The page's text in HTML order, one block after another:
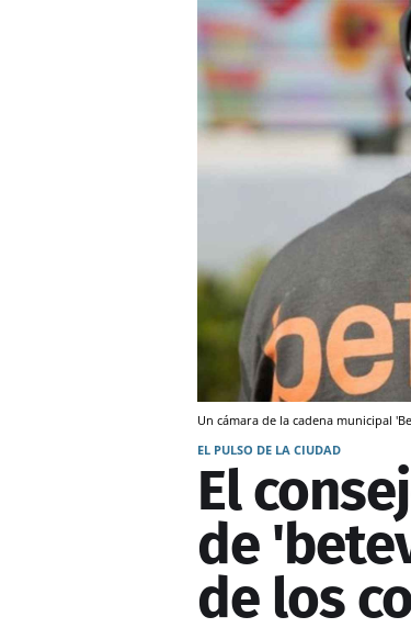
Un cámara de la cadena municipal
EL PULSO DE LA CIUDAD
El
de
de los